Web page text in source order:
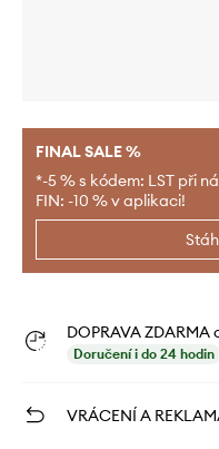
FINAL SALE %
*-5 % s kódem: LST při
FIN: -10 % v aplikaci!
DOPRAVA ZDARMA
Doručení i do 24 hodin
VRÁCENÍ A